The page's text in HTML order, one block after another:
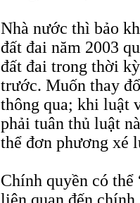
Nhà nước thì bảo
đất đai năm 2003
đất đai trong thời
trước. Muốn thay
thông qua; khi luật
phải tuân thủ luật
thể đơn phương xé
Chính quyền có